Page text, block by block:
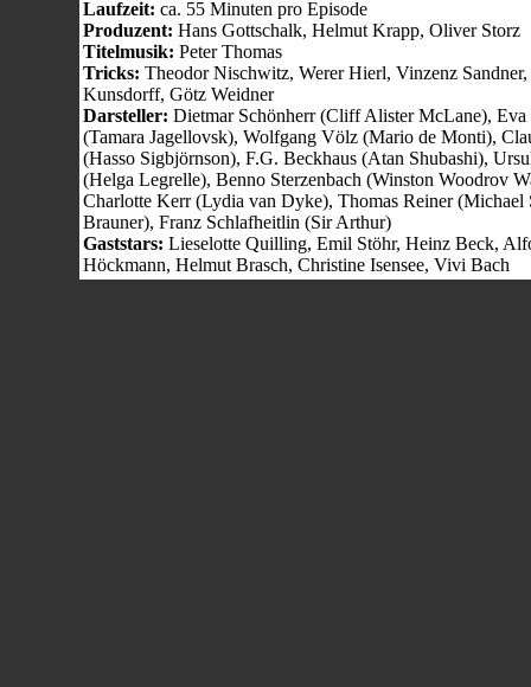
Laufzeit: ca. 55 Minuten pro Episode
Produzent: Hans Gottschalk, Helmut Krapp, Oliver Storz
Titelmusik: Peter Thomas
Tricks: Theodor Nischwitz, Werer Hierl, Vinzenz Sandner,
Kunsdorff, Götz Weidner
Darsteller: Dietmar Schönherr (Cliff Alister McLane), Eva
(Tamara Jagellovsk), Wolfgang Völz (Mario de Monti),
(Hasso Sigbjörnson), F.G. Beckhaus (Atan Shubashi),
(Helga Legrelle), Benno Sterzenbach (Winston Woodrov
Charlotte Kerr (Lydia van Dyke), Thomas Reiner (Michael
Brauner), Franz Schlafheitlin (Sir Arthur)
Gaststars: Lieselotte Quilling, Emil Stöhr, Heinz Beck,
Höckmann, Helmut Brasch, Christine Isensee, Vivi Bach